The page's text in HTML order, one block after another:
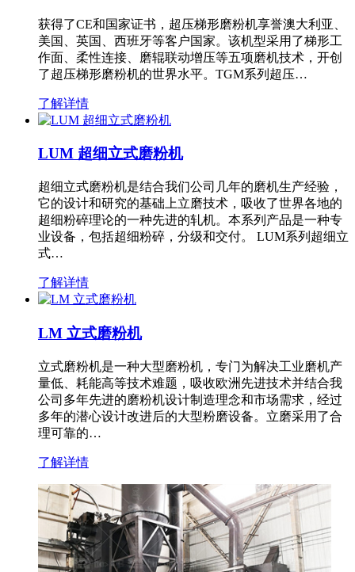
获得了CE和国家证书，超压梯形磨粉机享誉澳大利亚、
美国、英国、西班牙等客户国家。该机型采用了梯形工
作面、柔性连接、磨辊联动增压等五项磨机技术，开创
了超压梯形磨粉机的世界水平。TGM系列超压…
了解详情
LUM 超细立式磨粉机
超细立式磨粉机是结合我们公司几年的磨机生产经验，
它的设计和研究的基础上立磨技术，吸收了世界各地的
超细粉碎理论的一种先进的轧机。本系列产品是一种专
业设备，包括超细粉碎，分级和交付。 LUM系列超细立
式…
了解详情
LM 立式磨粉机
立式磨粉机是一种大型磨粉机，专门为解决工业磨机产
量低、耗能高等技术难题，吸收欧洲先进技术并结合我
公司多年先进的磨粉机设计制造理念和市场需求，经过
多年的潜心设计改进后的大型粉磨设备。立磨采用了合
理可靠的…
了解详情